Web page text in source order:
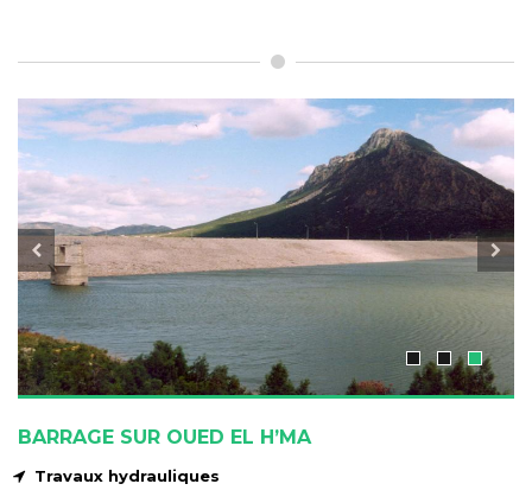
BARRAGE SUR OUED EL H’MA
Travaux hydrauliques